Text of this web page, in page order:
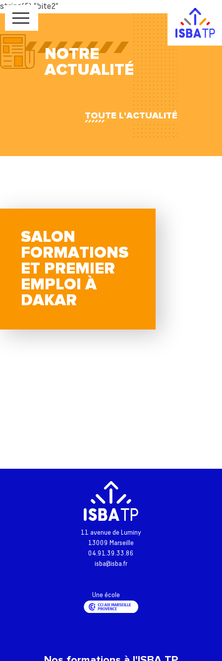
string(5) "bite2"
Inscriptions - Admissions
NOTRE
ACTUALITÉ
TOUTE L'ACTUALITÉ
SALON
FORMATIONS
ET PREMIER
EMPLOI À
DAKAR
11 avenue de Luminy
13009 Marseille
04.91.39.33.86
isba@isba.fr
Une école